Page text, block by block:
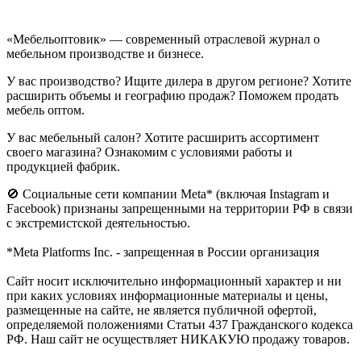
«Мебельоптовик» — современный отраслевой журнал о
мебельном производстве и бизнесе.
У вас производство? Ищите дилера в другом регионе? Хотите
расширить объемы и географию продаж? Поможем продать
мебель оптом.
У вас мебельный салон? Хотите расширить ассортимент
своего магазина? Ознакомим с условиями работы и
продукцией фабрик.
🚫 Социальные сети компании Meta* (включая Instagram и
Facebook) признаны запрещенными на территории РФ в связи
с экстремистской деятельностью.
*Meta Platforms Inc. - запрещенная в России организация
Cайт носит исключительно информационный характер и ни
при каких условиях информационные материалы и цены,
размещенные на сайте, не является публичной офертой,
определяемой положениями Статьи 437 Гражданского кодекса
РФ. Наш сайт не осуществляет НИКАКУЮ продажу товаров.